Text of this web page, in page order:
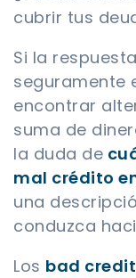
cubrir tus
Si la
seguramente
encontrar
suma de
la duda de
mal crédito
una
conduzca
Los bad